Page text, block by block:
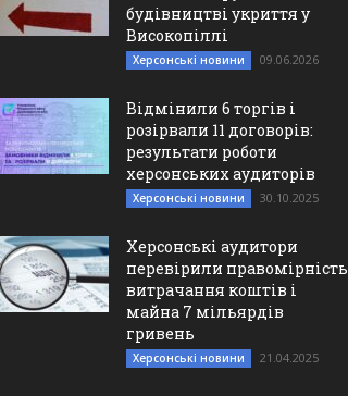
будівництві укриття у
Високопіллі
Херсонські новини 09.06.2026
Відмінили 6 торгів і
розірвали 11 договорів:
результати роботи
херсонських аудиторів
Херсонські новини 30.10.2025
Херсонські аудитори
перевірили правомірність
витрачання коштів і
майна 7 мільярдів
гривень
Херсонські новини 21.04.2025